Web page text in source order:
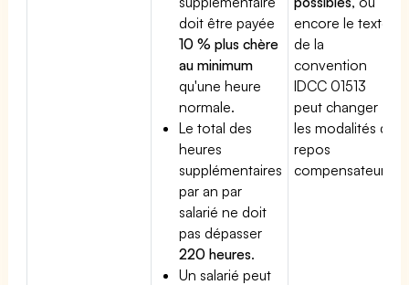
doit être payée
10 % plus chère
au minimum
qu'une heure
normale.
Le total des
heures
supplémentaires
par an par
salarié ne doit
pas dépasser
220 heures.
Un salarié peut
encore le texte
de la
convention
IDCC 01513
peut changer
les modalités du
repos
compensateur.